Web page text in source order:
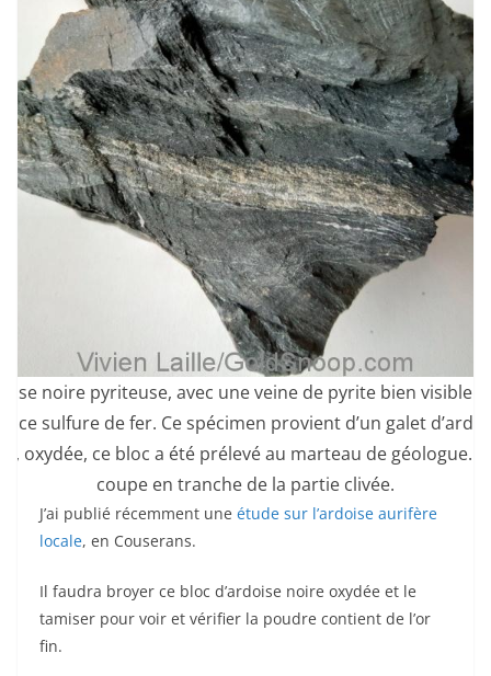
noire pyriteuse, avec une veine de pyrite bien visible
sulfure de fer. Ce spécimen provient d’un galet
oxydée, ce bloc a été prélevé au marteau de géologue.
coupe en tranche de la partie clivée.
J’ai publié récemment une étude sur l’ardoise aurifère
locale, en Couserans.
Il faudra broyer ce bloc d’ardoise noire oxydée et le
tamiser pour voir et vérifier la poudre contient de l’or
fin.